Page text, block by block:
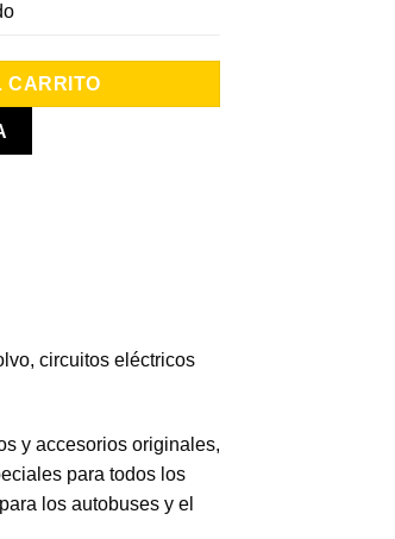
🟢
CARRITO
circuitos eléctricos
y accesorios originales,
para todos los
los autobuses y el